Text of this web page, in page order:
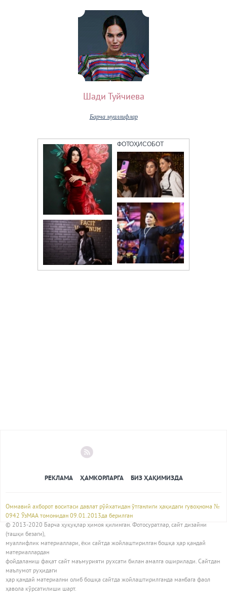
Шади Туйчиева
Барча муаллифлар
ФОТОҲИСОБОТ
РЕКЛАМА ҲАМКОРЛАРГА БИЗ ҲАҚИМИЗДА
Оммавий ахборот воситаси давлат рўйхатидан ўтганлиги ҳақидаги гувоҳнома №
0942 ЎзМАА томонидан 09.01.2013да берилган
© 2013-2020 Барча ҳуқуқлар ҳимоя қилинган. Фотосуратлар, сайт дизайни
(ташқи безаги),
муаллифлик материаллари, ёки сайтда жойлаштирилган бошқа ҳар қандай
материаллардан
фойдаланиш фақат сайт маъмурияти рухсати билан амалга оширилади. Сайтдан
маълумот руҳидаги
ҳар қандай материални олиб бошқа сайтда жойлаштирилганда манбага фаол
ҳавола кўрсатилиши шарт.